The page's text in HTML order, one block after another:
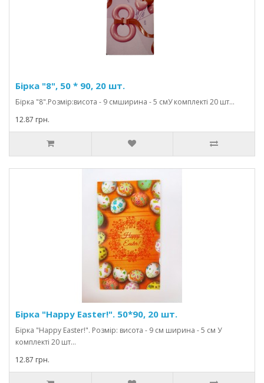
Бірка "8", 50 * 90, 20 шт.
Бірка "8".Розмір:висота - 9 смширина - 5 смУ комплекті 20 шт...
12.87 грн.
Бірка "Happy Easter!". 50*90, 20 шт.
Бірка "Happy Easter!". Розмір: висота - 9 см ширина - 5 см У
комплекті 20 шт...
12.87 грн.